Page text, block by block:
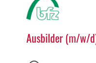
Ausbilder (m/w/